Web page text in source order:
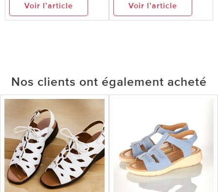
Voir l’article Voir l’article
Nos clients ont également acheté